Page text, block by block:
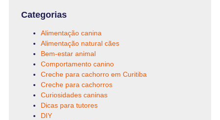
Categorias
Alimentação canina
Alimentação natural cães
Bem-estar animal
Comportamento canino
Creche para cachorro em Curitiba
Creche para cachorros
Curiosidades caninas
Dicas para tutores
DIY